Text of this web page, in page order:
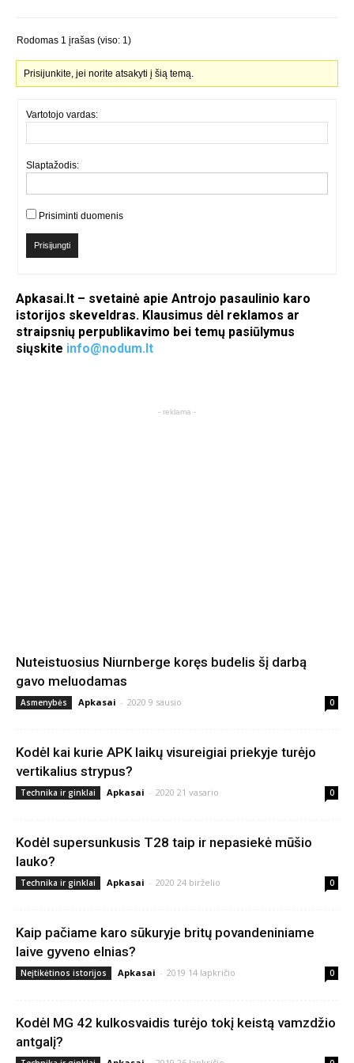
Rodomas 1 įrašas (viso: 1)
Prisijunkite, jei norite atsakyti į šią temą.
Vartotojo vardas:
Slaptažodis:
Prisiminti duomenis
Prisijungti
Apkasai.lt – svetainė apie Antrojo pasaulinio karo
istorijos skeveldras. Klausimus dėl reklamos ar
straipsnių perpublikavimo bei temų pasiūlymus
siųskite info@nodum.lt
- reklama -
Nuteistuosius Niurnberge koręs budelis šį darbą
gavo meluodamas
Asmenybės Apkasai - 2020 9 sausio 0
Kodėl kai kurie APK laikų visureigiai priekyje turėjo
vertikalius strypus?
Technika ir ginklai Apkasai - 2020 21 vasario 0
Kodėl supersunkusis T28 taip ir nepasiekė mūšio
lauko?
Technika ir ginklai Apkasai - 2020 24 birželio 0
Kaip pačiame karo sūkuryje britų povandeniniame
laive gyveno elnias?
Neįtikėtinos istorijos Apkasai - 2019 14 lapkričio 0
Kodėl MG 42 kulkosvaidis turėjo tokį keistą vamzdžio
antgalį?